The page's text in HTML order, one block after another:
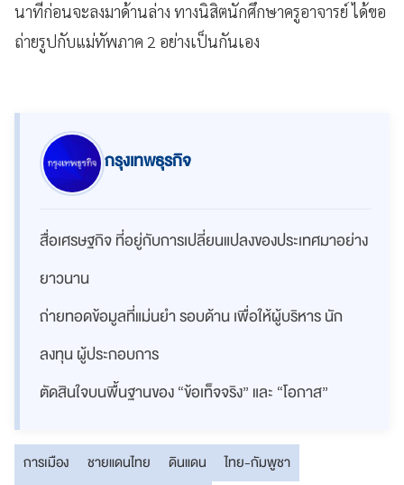
นาทีก่อนจะลงมาด้านล่าง ทางนิสิตนักศึกษาครูอาจารย์ ได้ขอ
ถ่ายรูปกับแม่ทัพภาค 2 อย่างเป็นกันเอง
กรุงเทพธุรกิจ
สื่อเศรษฐกิจ ที่อยู่กับการเปลี่ยนแปลงของประเทศมาอย่าง
ยาวนาน
ถ่ายทอดข้อมูลที่แม่นยำ รอบด้าน เพื่อให้ผู้บริหาร นัก
ลงทุน ผู้ประกอบการ
ตัดสินใจบนพื้นฐานของ “ข้อเท็จจริง” และ “โอกาส”
การเมือง ชายแดนไทย ดินแดน
ไทย-กัมพูชา